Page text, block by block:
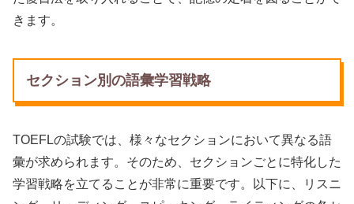
きます。
セクション別の語彙学習戦略
TOEFLの試験では、様々なセクションにおいて異なる語
彙が求められます。そのため、セクションごとに特化した
学習戦略を立てることが非常に重要です。以下に、リスニ